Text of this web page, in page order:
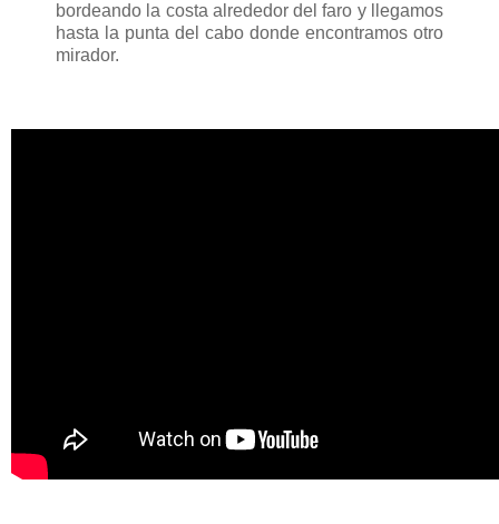
bordeando la costa alrededor del faro y llegamos
hasta la punta del cabo donde encontramos otro
mirador.